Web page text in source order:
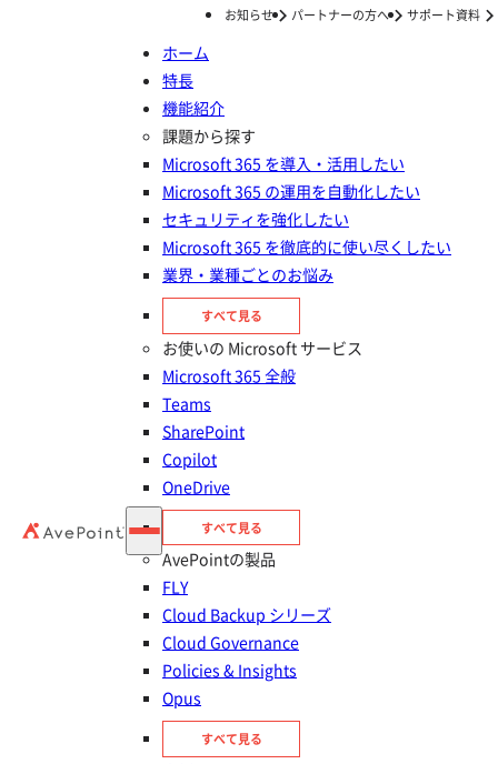
お知らせ パートナーの方へ サポート資料
ホーム
特長
機能紹介
課題から探す
Microsoft 365 を導入・活用したい
Microsoft 365 の運用を自動化したい
セキュリティを強化したい
Microsoft 365 を徹底的に使い尽くしたい
業界・業種ごとのお悩み
すべて見る
お使いの Microsoft サービス
Microsoft 365 全般
Teams
SharePoint
Copilot
OneDrive
すべて見る
AvePointの製品
FLY
Cloud Backup シリーズ
Cloud Governance
Policies & Insights
Opus
すべて見る
ナレッジ/コラム
SharePoint・Teams・
OneDriveの違いと使い分け方｜
Microsoft 365のコラボレーショ
ンツール活用
2025年07月09日
OneDrive／Microsoft 365／SharePoint／Teams